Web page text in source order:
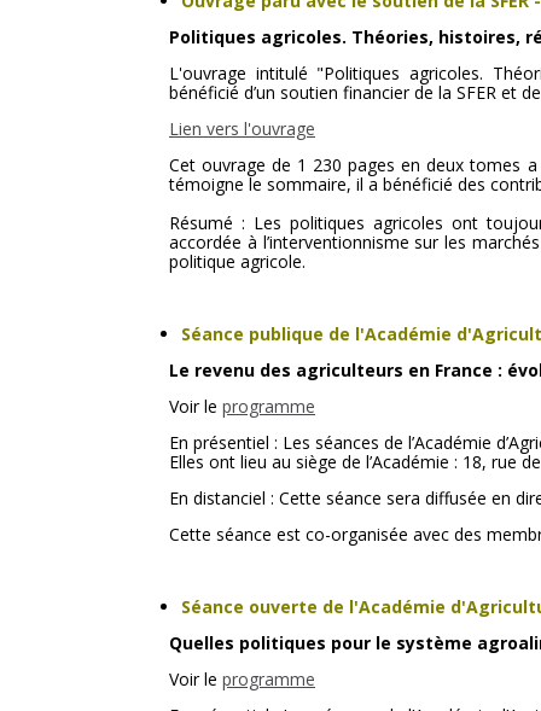
Politiques agricoles. Théories, histoires,
L'ouvrage intitulé "Politiques agricoles.
bénéficié d’un soutien financier de la SFER et
Lien vers l'ouvrage
Cet ouvrage de 1 230 pages en deux tomes
témoigne le sommaire, il a bénéficié des
Résumé : Les politiques agricoles ont
accordée à l’interventionnisme sur les
politique agricole.
Séance publique de l'Académie
Le revenu des agriculteurs en France :
Voir le programme
En présentiel : Les séances de l’Académie
Elles ont lieu au siège de l’Académie : 18, rue
En distanciel : Cette séance sera diffusée en
Cette séance est co-organisée avec des
Séance ouverte de l'Académie
Quelles politiques pour le système
Voir le programme